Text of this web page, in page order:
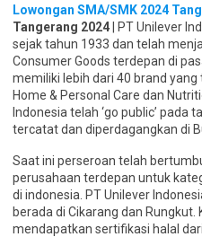
Lowongan SMA/SMK 2024
Tangerang 2024 | PT Unilever
sejak tahun 1933 dan telah
Consumer Goods terdepan di
memiliki lebih dari 40 brand
Home & Personal Care dan
Indonesia telah ‘go public’
tercatat dan diperdagangkan di
Saat ini perseroan telah
perusahaan terdepan untuk
di indonesia. PT Unilever
berada di Cikarang dan
mendapatkan sertifikasi halal